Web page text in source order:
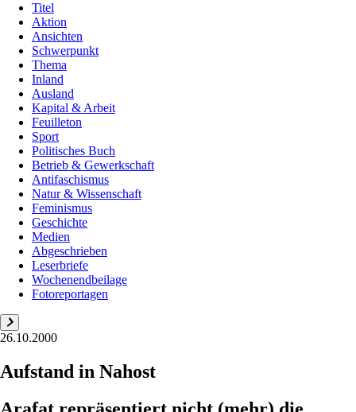
Titel
Aktion
Ansichten
Schwerpunkt
Thema
Inland
Ausland
Kapital & Arbeit
Feuilleton
Sport
Politisches Buch
Betrieb & Gewerkschaft
Antifaschismus
Natur & Wissenschaft
Feminismus
Geschichte
Medien
Abgeschrieben
Leserbriefe
Wochenendbeilage
Fotoreportagen
26.10.2000
Aufstand in Nahost